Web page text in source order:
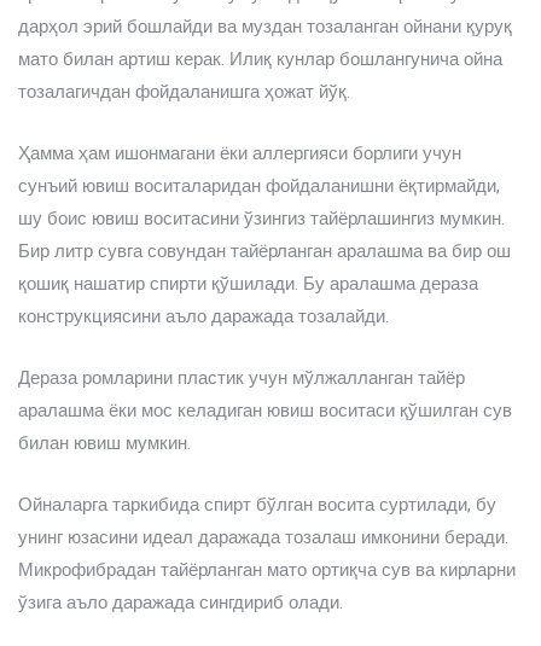
дарҳол эрий бошлайди ва муздан тозаланган ойнани қуруқ
мато билан артиш керак. Илиқ кунлар бошлангунича ойна
тозалагичдан фойдаланишга ҳожат йўқ.
Ҳамма ҳам ишонмагани ёки аллергияси борлиги учун
сунъий ювиш воситаларидан фойдаланишни ёқтирмайди,
шу боис ювиш воситасини ўзингиз тайёрлашингиз мумкин.
Бир литр сувга совундан тайёрланган аралашма ва бир ош
қошиқ нашатир спирти қўшилади. Бу аралашма дераза
конструкциясини аъло даражада тозалайди.
Дераза ромларини пластик учун мўлжалланган тайёр
аралашма ёки мос келадиган ювиш воситаси қўшилган сув
билан ювиш мумкин.
Ойналарга таркибида спирт бўлган восита суртилади, бу
унинг юзасини идеал даражада тозалаш имконини беради.
Микрофибрадан тайёрланган мато ортиқча сув ва кирларни
ўзига аъло даражада сингдириб олади.